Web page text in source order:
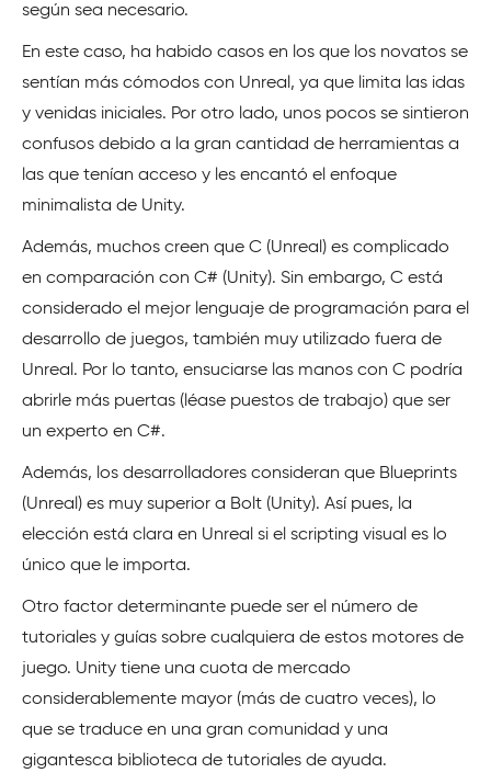
según sea necesario.
En este caso, ha habido casos en los que los novatos se
sentían más cómodos con Unreal, ya que limita las idas
y venidas iniciales. Por otro lado, unos pocos se sintieron
confusos debido a la gran cantidad de herramientas a
las que tenían acceso y les encantó el enfoque
minimalista de Unity.
Además, muchos creen que C (Unreal) es complicado
en comparación con C# (Unity). Sin embargo, C está
considerado el mejor lenguaje de programación para el
desarrollo de juegos, también muy utilizado fuera de
Unreal. Por lo tanto, ensuciarse las manos con C podría
abrirle más puertas (léase puestos de trabajo) que ser
un experto en C#.
Además, los desarrolladores consideran que Blueprints
(Unreal) es muy superior a Bolt (Unity). Así pues, la
elección está clara en Unreal si el scripting visual es lo
único que le importa.
Otro factor determinante puede ser el número de
tutoriales y guías sobre cualquiera de estos motores de
juego. Unity tiene una cuota de mercado
considerablemente mayor (más de cuatro veces), lo
que se traduce en una gran comunidad y una
gigantesca biblioteca de tutoriales de ayuda.